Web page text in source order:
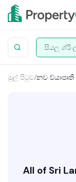
සියලු ශ්රී
මුල් පිටුව/නව ව්යාපෘති
All of Sri